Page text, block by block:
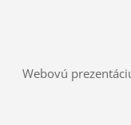
Webovú